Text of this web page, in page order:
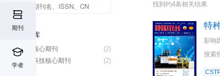
期刊
学者
数据库
(2)
北大核心期刊
(2)
中国科技核心期刊
找到约4条相关结果
特
影响
搜索